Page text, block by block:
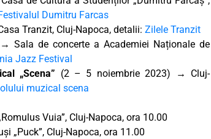
Dumitru Farcas
Tranzit, Cluj-Napoca, detalii: Zilele Tranzit
Sala de concerte a Academiei Naționale de
Jazz Festival
„Scena” (2 – 5 noiembrie 2023) → Cluj-
muzical scena
Vuia”, Cluj-Napoca, ora 10.00
„Puck”, Cluj-Napoca, ora 11.00